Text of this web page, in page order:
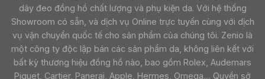
dây đeo đồng hồ chất lượng và phụ kiện da. Với hệ thống
Showroom có sẵn, và dịch vụ Online trực tuyến cùng với dịch
vụ vận chuyển quốc tế cho sản phẩm của chúng tôi. Zenio là
một công ty độc lập bán các sản phẩm da, không liên kết với
bất kỳ thương hiệu đồng hồ nào, bao gồm Rolex, Audemars
Piguet, Cartier, Panerai, Apple, Hermes, Omega.... Quyền sở